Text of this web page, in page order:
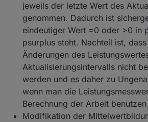
jeweils der letzte Wert des
genommen. Dadurch ist
eindeutiger Wert =0 oder >0 in
psurplus steht. Nachteil ist,
Änderungen des
Aktualisierungsintervalls nicht
werden und es daher zu
wenn man die
Berechnung der Arbeit
Modifikation der